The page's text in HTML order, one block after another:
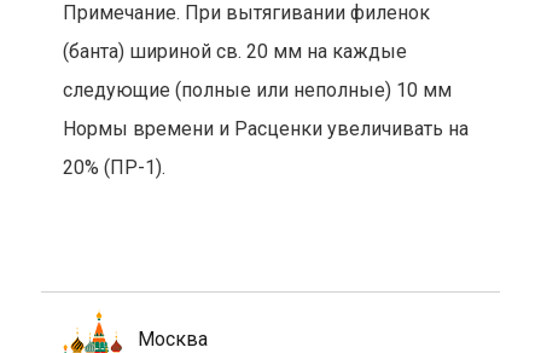
Примечание. При вытягивании филенок
(банта) шириной св. 20 мм на каждые
следующие (полные или неполные) 10 мм
Нормы времени и Расценки увеличивать на
20% (ПР-1).
Москва